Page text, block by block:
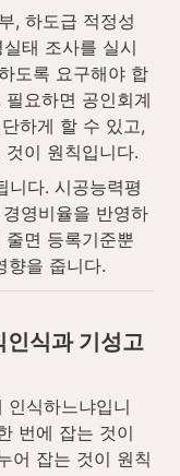
, 하도급 적정성
태 조사를 실시
도록 요구해야 합
요하면 공인회계
하게 할 수 있고,
이 원칙입니다.
니다. 시공능력평
영비율을 반영하
줄면 등록기준뿐
향을 줍니다.
식과 기성고
인식하느냐입니
번에 잡는 것이
어 잡는 것이 원칙